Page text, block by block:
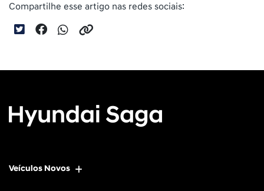
Compartilhe esse artigo nas redes sociais:
Veículos Novos